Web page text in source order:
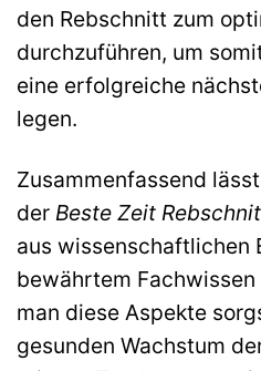
den Rebschnitt zum
durchzuführen, um
eine erfolgreiche
legen.
Zusammenfassend
der Beste Zeit
aus wissenschaftlichen
bewährtem
man diese Aspekte
gesunden Wachstum